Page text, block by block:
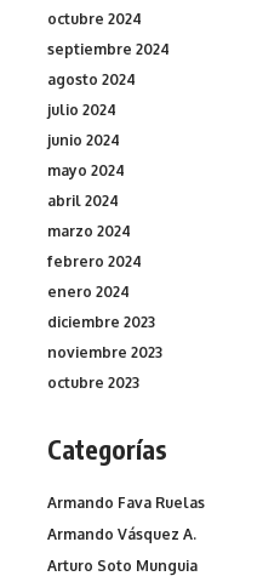
octubre 2024
septiembre 2024
agosto 2024
julio 2024
junio 2024
mayo 2024
abril 2024
marzo 2024
febrero 2024
enero 2024
diciembre 2023
noviembre 2023
octubre 2023
Categorías
Armando Fava Ruelas
Armando Vásquez A.
Arturo Soto Munguia